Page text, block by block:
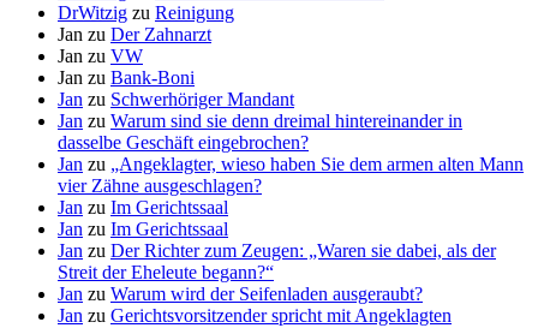
DrWitzig zu Reinigung
Jan zu Der Zahnarzt
Jan zu VW
Jan zu Bank-Boni
Jan zu Schwerhöriger Mandant
Jan zu Warum sind sie denn dreimal hintereinander in
dasselbe Geschäft eingebrochen?
Jan zu „Angeklagter, wieso haben Sie dem armen alten Mann
vier Zähne ausgeschlagen?
Jan zu Im Gerichtssaal
Jan zu Im Gerichtssaal
Jan zu Der Richter zum Zeugen: „Waren sie dabei, als der
Streit der Eheleute begann?“
Jan zu Warum wird der Seifenladen ausgeraubt?
Jan zu Gerichtsvorsitzender spricht mit Angeklagten